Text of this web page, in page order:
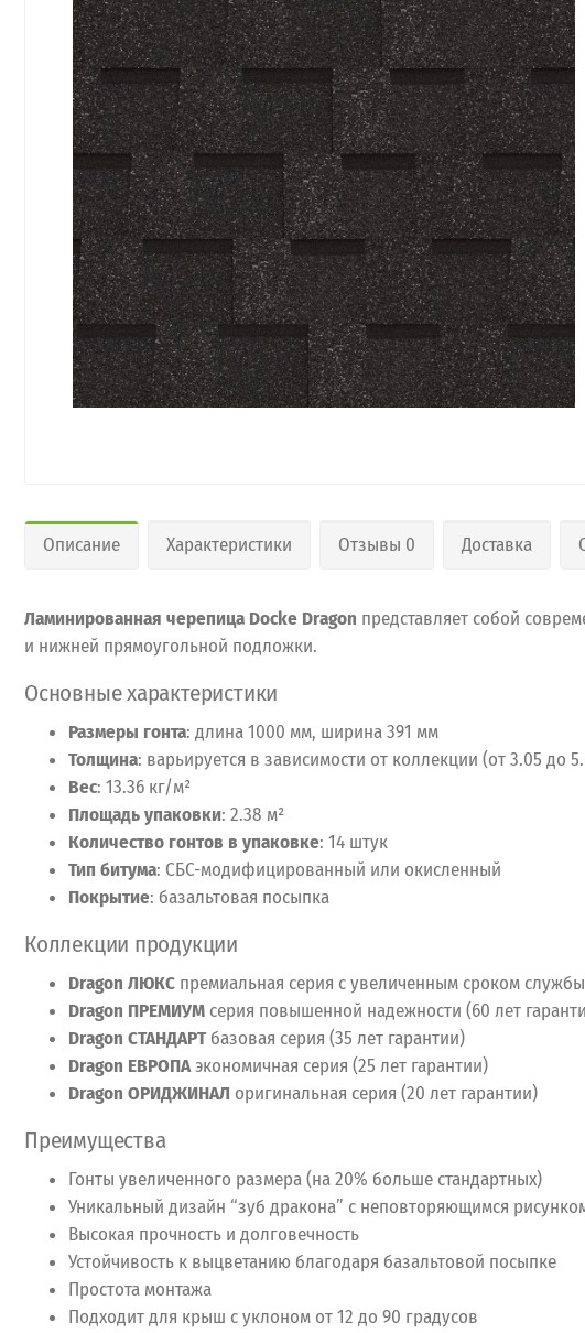
Описание Характеристики Отзывы 0 Доставка
Ламинированная черепица Docke Dragon представляет собой
и нижней прямоугольной подложки.
Основные характеристики
Размеры гонта: длина 1000 мм, ширина 391 мм
Толщина: варьируется в зависимости от коллекции (от 3.05 до
Вес: 13.36 кг/м²
Площадь упаковки: 2.38 м²
Количество гонтов в упаковке: 14 штук
Тип битума: СБС-модифицированный или окисленный
Покрытие: базальтовая посыпка
Коллекции продукции
Dragon ЛЮКС премиальная серия с увеличенным сроком
Dragon ПРЕМИУМ серия повышенной надежности (60 лет
Dragon СТАНДАРТбазовая серия (35 лет гарантии)
Dragon ЕВРОПАэкономичная серия (25 лет гарантии)
Dragon ОРИДЖИНАЛ оригинальная серия (20 лет гарантии)
Преимущества
Гонты увеличенного размера (на 20% больше стандартных)
Уникальный дизайн “зуб дракона” с неповторяющимся
Высокая прочность и долговечность
Устойчивость к выцветанию благодаря базальтовой посыпке
Простота монтажа
Подходит для крыш с уклоном от 12 до 90 градусов